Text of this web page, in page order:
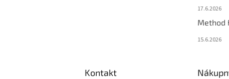
17.6.2026
Method
15.6.2026
Kontakt